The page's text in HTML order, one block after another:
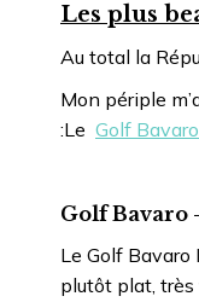
Les plus
Au total la
Mon périple
:Le Golf
Golf Bavaro
Le Golf Bavaro
plutôt plat, très